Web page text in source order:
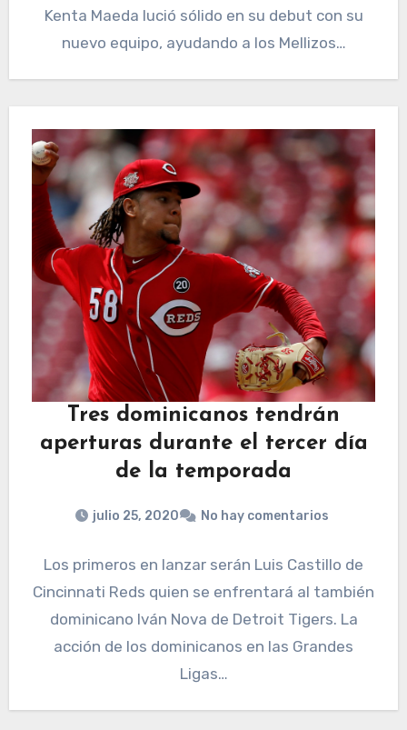
Kenta Maeda lució sólido en su debut con su
nuevo equipo, ayudando a los Mellizos…
Tres dominicanos tendrán
aperturas durante el tercer día
de la temporada
julio 25, 2020 No hay comentarios
Los primeros en lanzar serán Luis Castillo de
Cincinnati Reds quien se enfrentará al también
dominicano Iván Nova de Detroit Tigers. La
acción de los dominicanos en las Grandes
Ligas…